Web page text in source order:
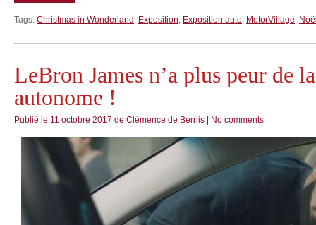
Tags: Christmas in Wonderland , Exposition, Exposition auto, MotorVillage,
LeBron James n’a plus peur de
autonome !
Publié le 11 octobre 2017 de Clémence de Bernis No comments